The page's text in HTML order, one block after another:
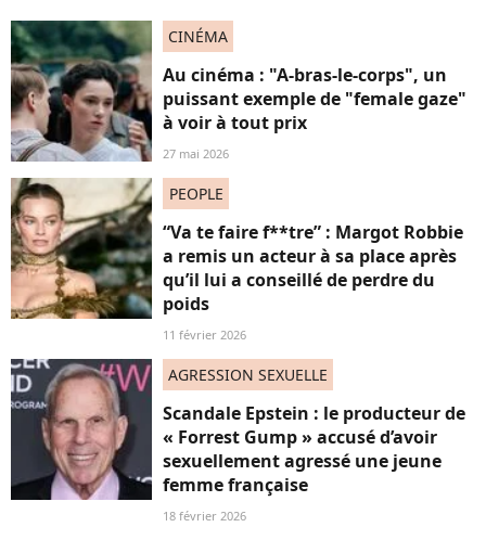
CINÉMA
Au cinéma : "A-bras-le-corps", un
puissant exemple de "female gaze"
à voir à tout prix
27 mai 2026
PEOPLE
“Va te faire f**tre” : Margot Robbie
a remis un acteur à sa place après
qu’il lui a conseillé de perdre du
poids
11 février 2026
AGRESSION SEXUELLE
Scandale Epstein : le producteur de
« Forrest Gump » accusé d’avoir
sexuellement agressé une jeune
femme française
18 février 2026